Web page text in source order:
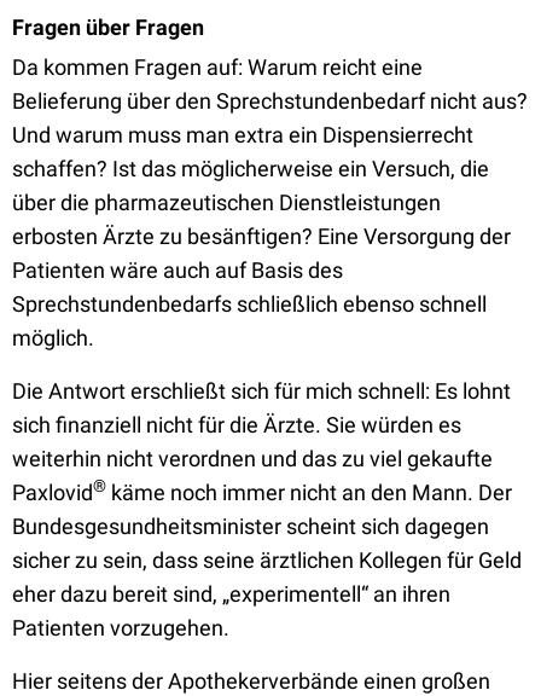
Fragen über Fragen
Da kommen Fragen auf: Warum reicht eine
Belieferung über den Sprechstundenbedarf nicht aus?
Und warum muss man extra ein Dispensierrecht
schaffen? Ist das möglicherweise ein Versuch, die
über die pharmazeutischen Dienstleistungen
erbosten Ärzte zu besänftigen? Eine Versorgung der
Patienten wäre auch auf Basis des
Sprechstundenbedarfs schließlich ebenso schnell
möglich.
Die Antwort erschließt sich für mich schnell: Es lohnt
sich finanziell nicht für die Ärzte. Sie würden es
weiterhin nicht verordnen und das zu viel gekaufte
Paxlovid® käme noch immer nicht an den Mann. Der
Bundesgesundheitsminister scheint sich dagegen
sicher zu sein, dass seine ärztlichen Kollegen für Geld
eher dazu bereit sind, „experimentell“ an ihren
Patienten vorzugehen.
Hier seitens der Apothekerverbände einen großen